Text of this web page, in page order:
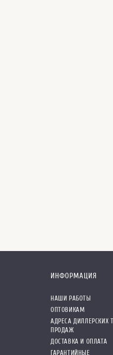
ИНФОРМАЦИЯ
НАШИ РАБОТЫ
ОПТОВИКАМ
АДРЕСА ДИЛЛЕРСКИХ
ПРОДАЖ
ДОСТАВКА И ОПЛАТА
ГАРАНТИЙНЫЕ